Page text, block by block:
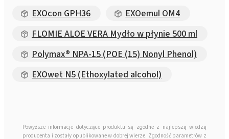
EXOcon GPH36
EXOemul OM4
FLOMIE ALOE VERA Mydło w płynie 500 ml
Polymax® NPA-15 (POE (15) Nonyl Phenol)
EXOwet N5 (Ethoxylated alcohol)
Powyższe informacje dotyczące produktu są zgodne z najlepszą wiedzą
producenta i zostały opublikowane w dobrej wierze. Zgodność parametrów z